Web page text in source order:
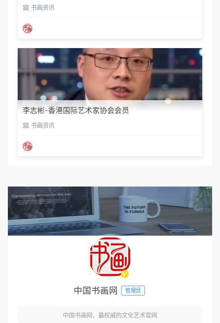
书画资讯
李志彬-香港国际艺术家协会会员
书画资讯
中国书画网 管理员
中国书画网，最权威的文化艺术官网